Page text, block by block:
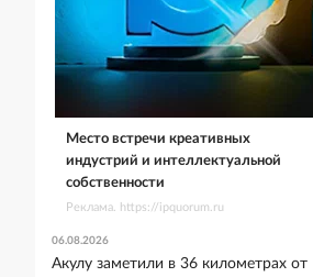
Место встречи креативных
индустрий и интеллектуальной
собственности
Реклама. https://ipquorum.ru
06.08.2026
Акулу заметили в 36 километрах от